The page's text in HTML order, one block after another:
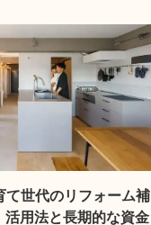
て世代のリフォーム補
活用法と長期的な資金